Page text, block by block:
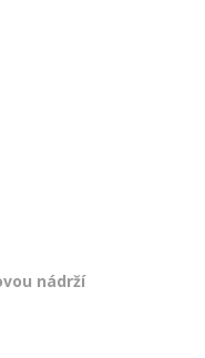
nádrží